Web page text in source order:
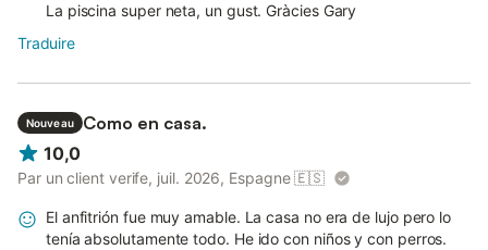
La piscina super neta, un gust. Gràcies Gary
Traduire
Nouveau
Como en casa.
10,0
Par un client verife, juil. 2026, Espagne 🇪🇸
El anfitrión fue muy amable. La casa no era de lujo pero lo
tenía absolutamente todo. He ido con niños y con perros.